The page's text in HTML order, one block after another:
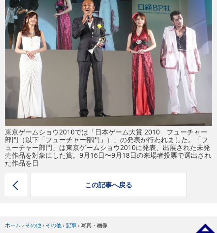
イベント/セミナー
eスポーツ
東京ゲームショウ2010では「日本ゲーム大賞 2010 フューチャー
部門（以下「フューチャー部門」）」の発表が行われました。「フ
ューチャー部門」は東京ゲームショウ2010に発表、出展された未発
売作品を対象にした賞。9月16日〜9月18日の来場者投票で選出され
た作品を日
この記事へ戻る
ホーム › その他 › その他 › 記事 › 写真・画像